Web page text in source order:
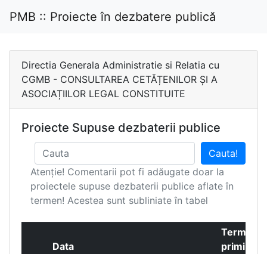
PMB :: Proiecte în dezbatere publică
Directia Generala Administratie si Relatia cu
CGMB - CONSULTAREA CETĂȚENILOR ȘI A
ASOCIAȚIILOR LEGAL CONSTITUITE
Proiecte Supuse dezbaterii publice
Cauta!
Atenție! Comentarii pot fi adăugate doar la
proiectele supuse dezbaterii publice aflate în
termen! Acestea sunt subliniate în tabel
Data
Termen
primirea